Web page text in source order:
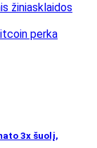
žiniasklaidos
perka
3x šuolį,